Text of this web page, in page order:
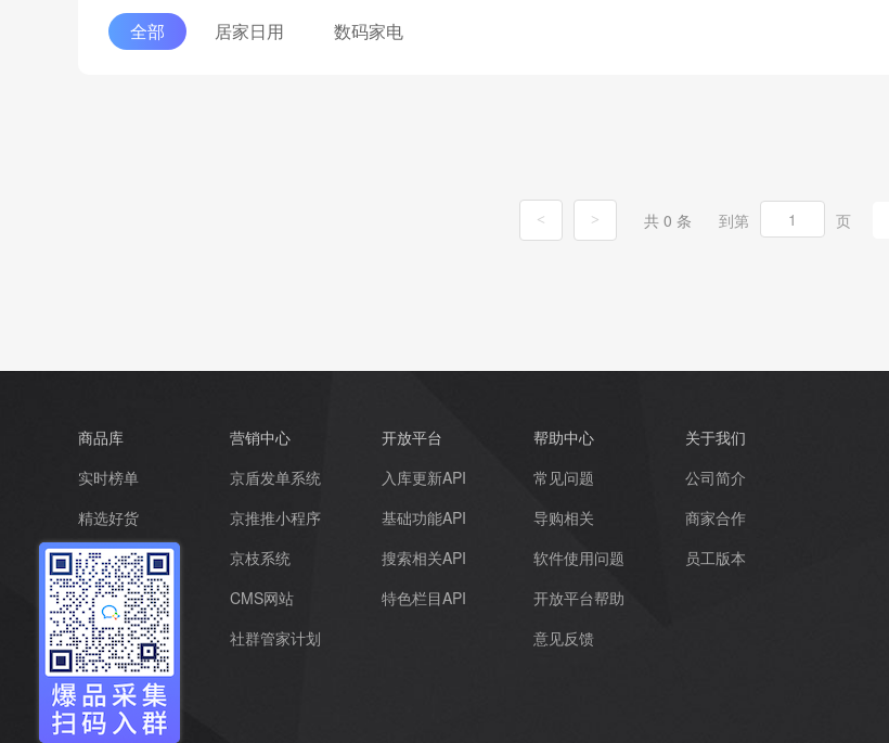
全部 居家日用 数码家电
< > 共 0 条 到第 页
商品库
实时榜单
精选好货
超级爆品
品牌优选
全部商品
营销中心
京盾发单系统
京推推小程序
京枝系统
CMS网站
社群管家计划
开放平台
入库更新API
基础功能API
搜索相关API
特色栏目API
帮助中心
常见问题
导购相关
软件使用问题
开放平台帮助
意见反馈
关于我们
公司简介
商家合作
员工版本